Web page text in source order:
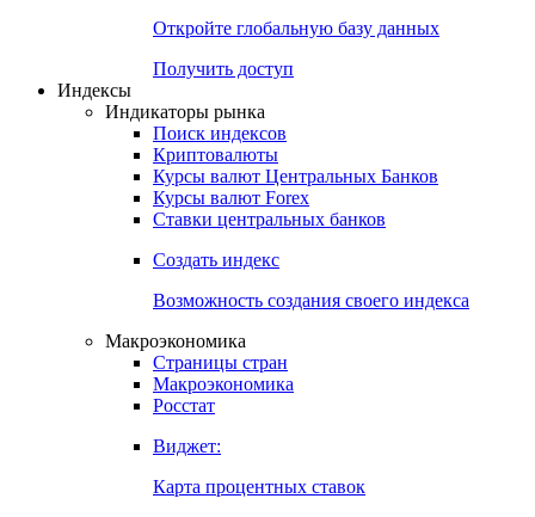
Откройте глобальную базу данных
Получить доступ
Индексы
Индикаторы рынка
Поиск индексов
Криптовалюты
Курсы валют Центральных Банков
Курсы валют Forex
Ставки центральных банков
Создать индекс
Возможность создания своего индекса
Макроэкономика
Страницы стран
Макроэкономика
Росстат
Виджет:
Карта процентных ставок